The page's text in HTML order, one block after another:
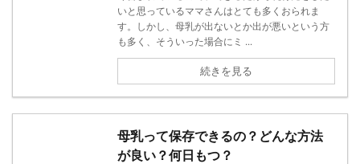
いと思っているママさんはとても多くおられま
す。しかし、母乳が出ないとか出が悪いという方
も多く、そういった場合にミ ...
続きを見る
母乳って保存できるの？どんな方法
が良い？何日もつ？